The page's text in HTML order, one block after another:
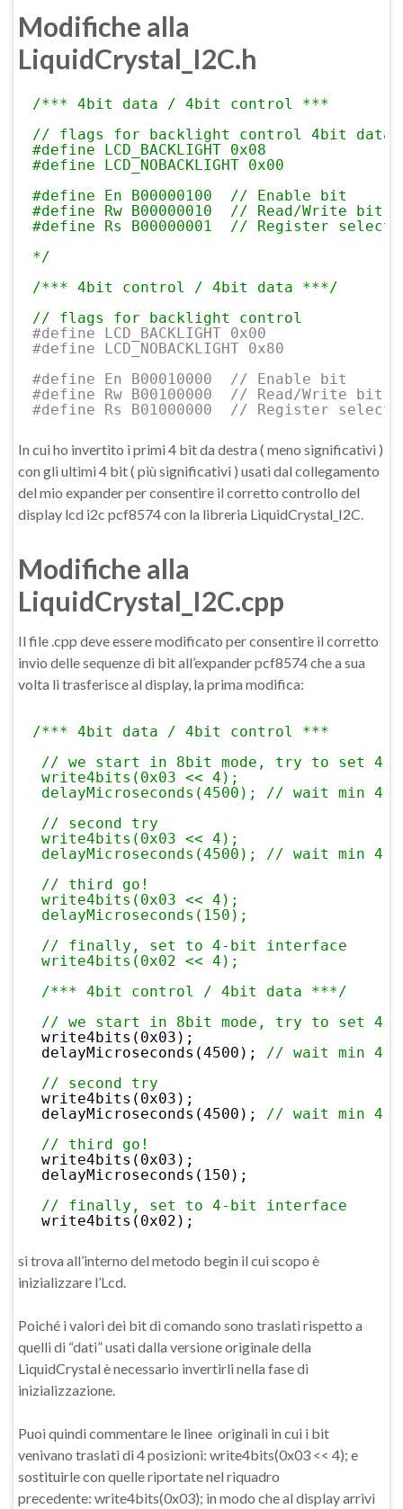
Modifiche alla
LiquidCrystal_I2C.h
/*** 4bit data / 4bit control ***
// flags for backlight control 4bit data /
#define LCD_BACKLIGHT 0x08
#define LCD_NOBACKLIGHT 0x00
#define En B00000100  // Enable bit
#define Rw B00000010  // Read/Write bit
#define Rs B00000001  // Register
*/
/*** 4bit control / 4bit data ***/
// flags for backlight control
#define LCD_BACKLIGHT 0x00
#define LCD_NOBACKLIGHT 0x80
#define En B00010000  // Enable bit
#define Rw B00100000  // Read/Write bit
#define Rs B01000000  // Register
In cui ho invertito i primi 4 bit da destra ( meno significativi )
con gli ultimi 4 bit ( più significativi ) usati dal collegamento
del mio expander per consentire il corretto controllo del
display lcd i2c pcf8574 con la libreria LiquidCrystal_I2C.
Modifiche alla
LiquidCrystal_I2C.cpp
Il file .cpp deve essere modificato per consentire il corretto
invio delle sequenze di bit all’expander pcf8574 che a sua
volta li trasferisce al display, la prima modifica:
/*** 4bit data / 4bit control ***
// we start in 8bit mode, try to set 4
write4bits(0x03 << 4);
delayMicroseconds(4500); // wait min
// second try
write4bits(0x03 << 4);
delayMicroseconds(4500); // wait min
// third go!
write4bits(0x03 << 4);
delayMicroseconds(150);
// finally, set to 4-bit interface
write4bits(0x02 << 4);
/*** 4bit control / 4bit data ***/
// we start in 8bit mode, try to set 4
write4bits(0x03);
delayMicroseconds(4500); // wait min
// second try
write4bits(0x03);
delayMicroseconds(4500); // wait min
// third go!
write4bits(0x03);
delayMicroseconds(150);
// finally, set to 4-bit interface
write4bits(0x02);
si trova all’interno del metodo begin il cui scopo è
inizializzare l’Lcd.
Poiché i valori dei bit di comando sono traslati rispetto a
quelli di “dati” usati dalla versione originale della
LiquidCrystal è necessario invertirli nella fase di
inizializzazione.
Puoi quindi commentare le linee originali in cui i bit
venivano traslati di 4 posizioni: write4bits(0x03 << 4); e
sostituirle con quelle riportate nel riquadro
precedente: write4bits(0x03); in modo che al display arrivi